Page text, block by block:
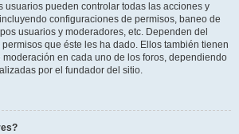
usuarios pueden controlar todas las acciones y
configuraciones de permisos, baneo de
usuarios y moderadores, etc. Dependen del
que éste les ha dado. Ellos también tienen
en cada uno de los foros, dependiendo
por el fundador del sitio.